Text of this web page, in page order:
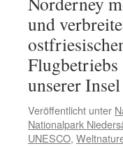
und
unserer
Veröffentlicht unter
Nationalpark
UNESCO,